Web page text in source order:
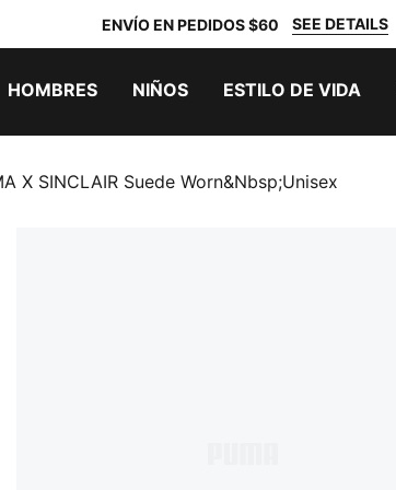
ENVÍO EN PEDIDOS $60 SEE DETAILS
HOMBRES NIÑOS ESTILO DE VIDA
X SINCLAIR Suede Worn&nbsp;unisex